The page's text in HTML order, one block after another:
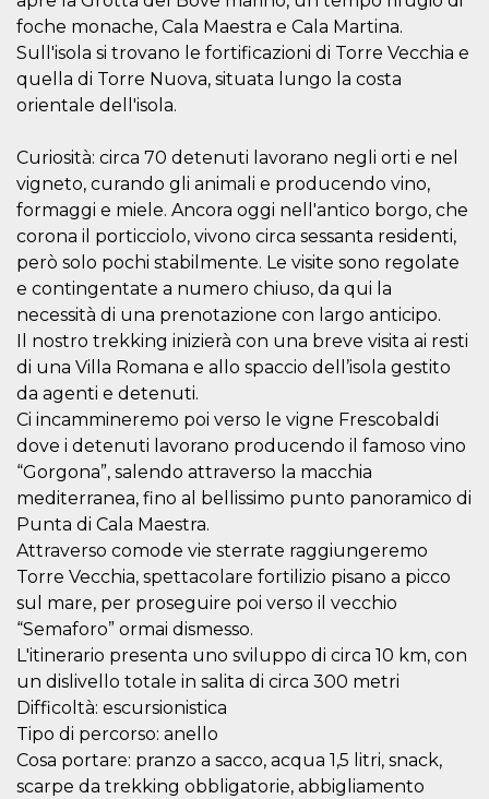
foche monache, Cala Maestra e Cala Martina.
Sull'isola si trovano le fortificazioni di Torre Vecchia e
quella di Torre Nuova, situata lungo la costa
orientale dell'isola.
Curiosità: circa 70 detenuti lavorano negli orti e nel
vigneto, curando gli animali e producendo vino,
formaggi e miele. Ancora oggi nell'antico borgo, che
corona il porticciolo, vivono circa sessanta residenti,
però solo pochi stabilmente. Le visite sono regolate
e contingentate a numero chiuso, da qui la
necessità di una prenotazione con largo anticipo.
Il nostro trekking inizierà con una breve visita ai resti
di una Villa Romana e allo spaccio dell’isola gestito
da agenti e detenuti.
Ci incammineremo poi verso le vigne Frescobaldi
dove i detenuti lavorano producendo il famoso vino
“Gorgona”, salendo attraverso la macchia
mediterranea, fino al bellissimo punto panoramico di
Punta di Cala Maestra.
Attraverso comode vie sterrate raggiungeremo
Torre Vecchia, spettacolare fortilizio pisano a picco
sul mare, per proseguire poi verso il vecchio
“Semaforo” ormai dismesso.
L'itinerario presenta uno sviluppo di circa 10 km, con
un dislivello totale in salita di circa 300 metri
Difficoltà: escursionistica
Tipo di percorso: anello
Cosa portare: pranzo a sacco, acqua 1,5 litri, snack,
scarpe da trekking obbligatorie, abbigliamento
Storage declaration
Nome
Storage
type
Descrizione
wpEmojiSettingsSupports
Session
storage
cn_uc__
Local
storage
Dominio
Scadenza Descrizione
c_user
Meta
Platform Inc.
.facebook.com
4
settimane
2 giorni
Cookie di
o
datr
Meta
Platform Inc.
.facebook.com
2 anni
Questo
identifica il
browser
Facebook
dell'utente.
di accesso
sospette, in
particolare